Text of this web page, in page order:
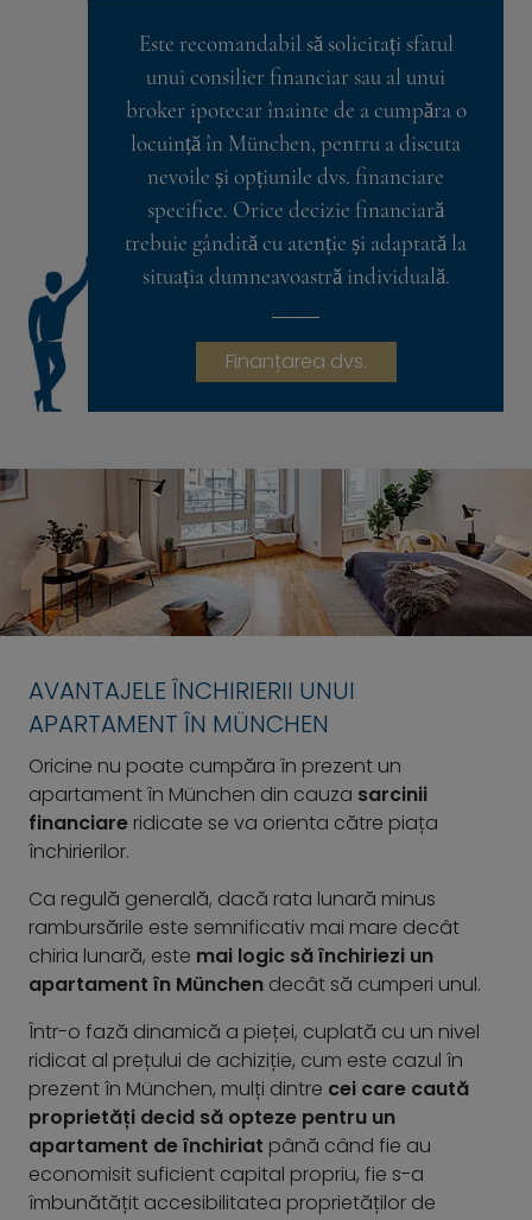
Este recomandabil să solicitați sfatul
unui consilier financiar sau al unui
broker ipotecar înainte de a cumpăra o
locuință în München, pentru a discuta
nevoile și opțiunile dvs. financiare
specifice. Orice decizie financiară
trebuie gândită cu atenție și adaptată la
situația dumneavoastră individuală.
Finanțarea dvs.
AVANTAJELE ÎNCHIRIERII UNUI
APARTAMENT ÎN MÜNCHEN
Oricine nu poate cumpăra în prezent un
apartament în München din cauza sarcinii
financiare ridicate se va orienta către piața
închirierilor.
Ca regulă generală, dacă rata lunară minus
rambursările este semnificativ mai mare decât
chiria lunară, este mai logic să închiriezi un
apartament în München decât să cumperi unul.
Într-o fază dinamică a pieței, cuplată cu un nivel
ridicat al prețului de achiziție, cum este cazul în
prezent în München, mulți dintre cei care caută
proprietăți decid să opteze pentru un
apartament de închiriat până când fie au
economisit suficient capital propriu, fie s-a
îmbunătățit accesibilitatea proprietăților de